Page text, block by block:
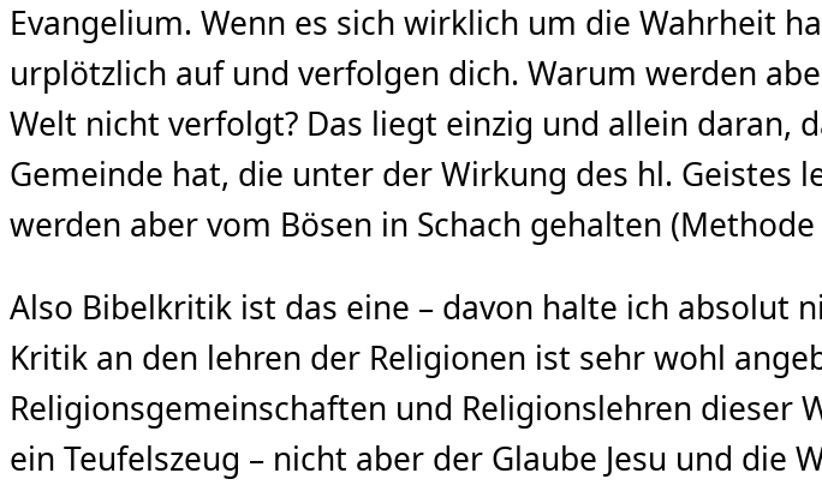
Evangelium. Wenn es sich wirklich um die Wahrheit
urplötzlich auf und verfolgen dich. Warum werden
Welt nicht verfolgt? Das liegt einzig und allein daran,
Gemeinde hat, die unter der Wirkung des hl. Geistes
werden aber vom Bösen in Schach gehalten
Also Bibelkritik ist das eine – davon halte ich absolut
Kritik an den lehren der Religionen ist sehr wohl
Religionsgemeinschaften und Religionslehren dieser
ein Teufelszeug – nicht aber der Glaube Jesu und die